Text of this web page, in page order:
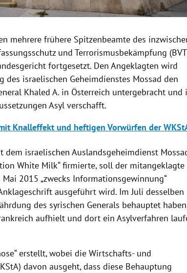
mehrere frühere Spitzenbeamte des
und Terrorismusbekämpfung
fortgesetzt. Den Angeklagten wird
israelischen Geheimdienstes Mossad den
Khaled A. in Österreich untergebracht und
Asyl verschafft.
Knalleffekt und heftigen Vorwürfen der
israelischen Auslandsgeheimdienst
White Milk“ firmierte, soll der mitangeklagte
2015 „zwecks Informationsgewinnung“
ausgeführt wird. Im Juli desselben
des syrischen Generals behauptet
aufhielt und dort ein Asylverfahren
erstellt, wobei die Wirtschafts- und
davon ausgeht, dass diese Behauptung